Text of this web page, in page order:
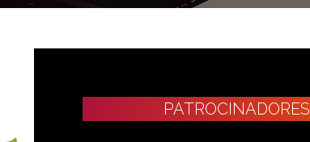
PATROCINADORES